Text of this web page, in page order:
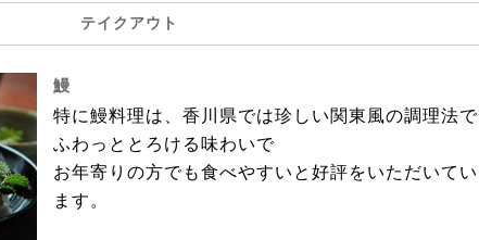
テイクアウト
鰻
特に鰻料理は、香川県では珍しい関東風の調理法で
ふわっととろける味わいで
お年寄りの方でも食べやすいと好評をいただいてい
ます。